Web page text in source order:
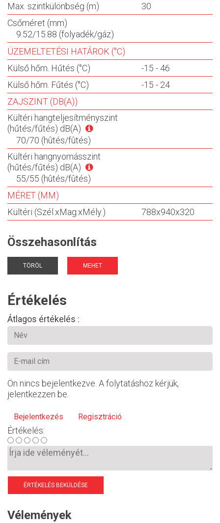
Max. szintkülönbség (m)
30
Csőméret (mm)
9.52/15.88 (folyadék/gáz)
ÜZEMELTETÉSI HATÁROK (°C)
Külső hőm. Hűtés (°C)
-15 - 46
Külső hőm. Fűtés (°C)
-15 - 24
ZAJSZINT (DB(A))
Kültéri hangteljesítményszint
(hűtés/fűtés) dB(A)
70/70 (hûtés/fûtés)
Kültéri hangnyomásszint
(hűtés/fűtés) dB(A)
55/55 (hûtés/fûtés)
MÉRET (MM)
Kültéri (Szél.xMag.xMély.)
788x940x320
Összehasonlítás
TÖRÖL MEHET
Értékelés
Átlagos értékelés :
Ön nincs bejelentkezve. A folytatáshoz kérjük,
jelentkezzen be.
Bejelentkezés Regisztráció
Értékelés:
ÉRTÉKELÉS BEKÜLDÉSE
Vélemények